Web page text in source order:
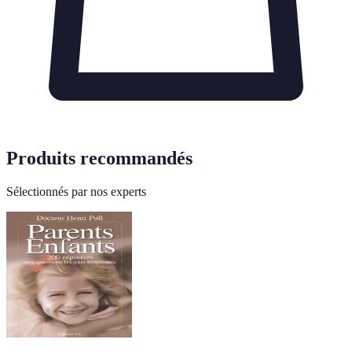
Produits recommandés
Sélectionnés par nos experts